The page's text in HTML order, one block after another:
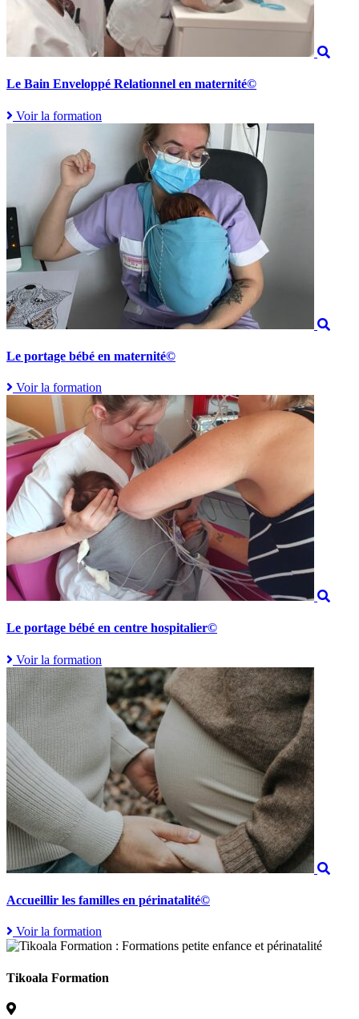
Le Bain Enveloppé Relationnel en maternité©
Voir la formation
Le portage bébé en maternité©
Voir la formation
Le portage bébé en centre hospitalier©
Voir la formation
Accueillir les familles en périnatalité©
Voir la formation
Tikoala Formation